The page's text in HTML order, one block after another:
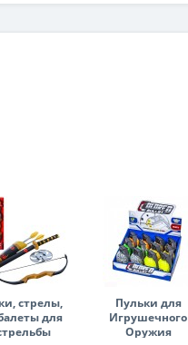
стрелы,
для
Пульки для
Игрушечного
Оружия